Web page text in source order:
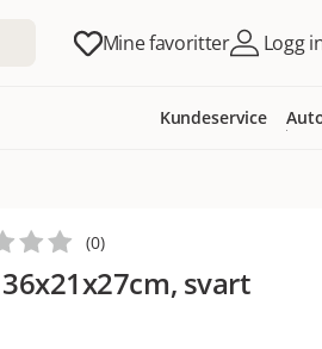
Mine favoritter Logg
Kundeservice
svart
(0)